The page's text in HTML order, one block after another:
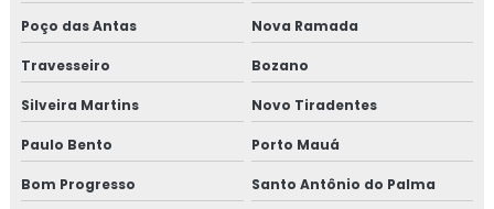
Poço das Antas Nova Ramada
Travesseiro Bozano
Silveira Martins Novo Tiradentes
Paulo Bento Porto Mauá
Bom Progresso Santo Antônio do Palma